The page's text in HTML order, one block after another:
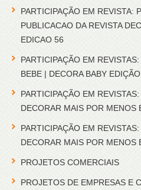
PARTICIPAÇÃO EM REVISTA:
PUBLICACAO DA REVISTA
EDICAO 56
PARTICIPAÇÃO EM
BEBE | DECORA BABY
PARTICIPAÇÃO EM
DECORAR MAIS POR MENOS
PARTICIPAÇÃO EM
DECORAR MAIS POR MENOS
PROJETOS COMERCIAIS
PROJETOS DE EMPRESAS E